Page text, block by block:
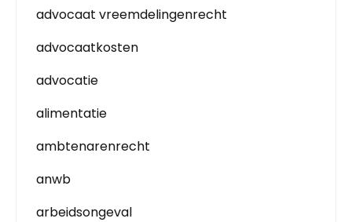
advocaat vreemdelingenrecht
advocaatkosten
advocatie
alimentatie
ambtenarenrecht
anwb
arbeidsongeval